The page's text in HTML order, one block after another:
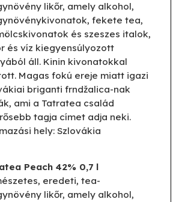
likőr, amely alkohol,
fekete tea,
és szeszes italok,
és víz kiegyensúlyozott
áll. Kinin kivonatokkal
Magas fokú ereje miatt igazi
briganti frndžalica-nak
ami a Tatratea család
tagja címet adja neki.
hely: Szlovákia
Peach 42% 0,7 l
eredeti, tea-
likőr, amely alkohol,